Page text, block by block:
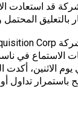
تكن الشركة قد
بالتعليق
الاستماع في
2024. وفي يوم
باستمرار تداول